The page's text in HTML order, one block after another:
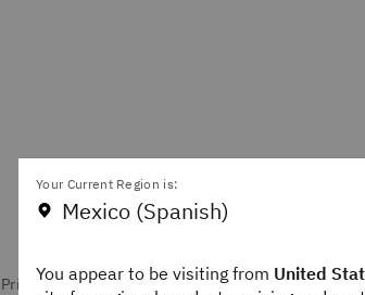
Your Current Region is:
Mexico (Spanish)
You appear to be visiting from United